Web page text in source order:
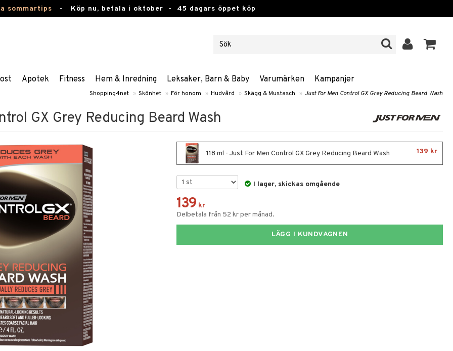
sommartips - Köp nu, betala i oktober - 45 dagars öppet köp
Apotek Fitness Hem & Inredning Leksaker, Barn & Baby Varumärken Kampanjer
Shopping4net » Skönhet » För honom » Hudvård » Skägg & Mustasch » Just For Men Control GX Grey Reducing Beard Wash
GX Grey Reducing Beard Wash
118 ml - Just For Men Control GX Grey Reducing Beard Wash 139 kr
I lager, skickas omgående
139 kr
Delbetala från 52 kr per månad.
LÄGG I KUNDVAGNEN